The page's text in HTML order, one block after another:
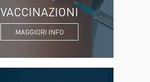
VACCINAZIONI
MAGGIORI INFO